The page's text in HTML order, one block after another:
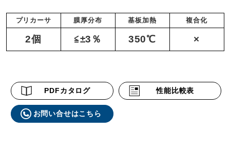
プリカーサ 膜厚分布 基板加熱 複合化
2個 ≦±3％ 350℃ ×
PDFカタログ 性能比較表
お問い合せはこちら